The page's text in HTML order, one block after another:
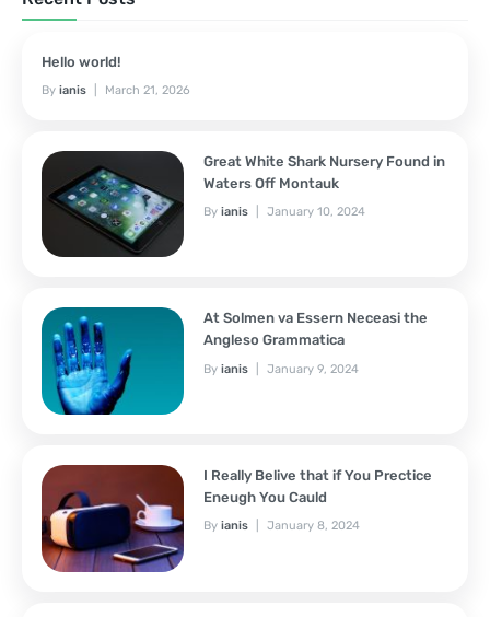
Hello world!
By ianis March 21, 2026
Great White Shark Nursery Found in
Waters Off Montauk
Byianis January 10, 2024
At Solmen va Essern Neceasi the
Angleso Grammatica
Byianis January 9, 2024
I Really Belive that if You Prectice
Eneugh You Cauld
Byianis January 8, 2024